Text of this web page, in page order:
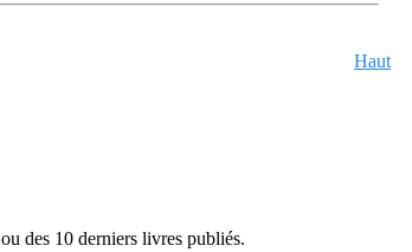
Haut
ou des 10 derniers livres publiés.